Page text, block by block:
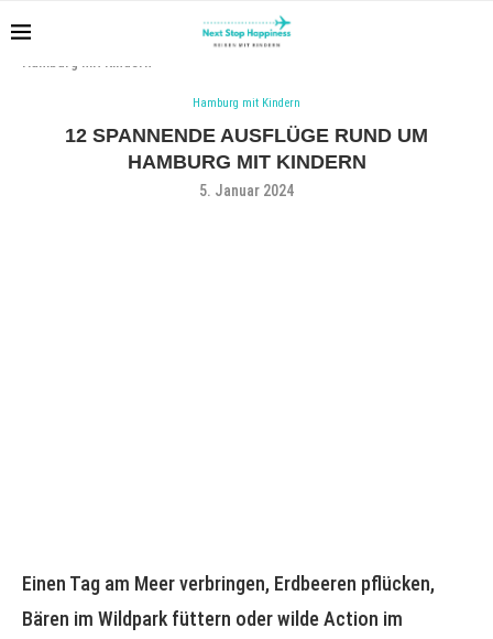
Home Hamburg mit Kindern
12 spannende Ausflüge rund um
Hamburg mit Kindern
Hamburg mit Kindern
12 SPANNENDE AUSFLÜGE RUND UM
HAMBURG MIT KINDERN
5. Januar 2024
Einen Tag am Meer verbringen, Erdbeeren pflücken,
Bären im Wildpark füttern oder wilde Action im